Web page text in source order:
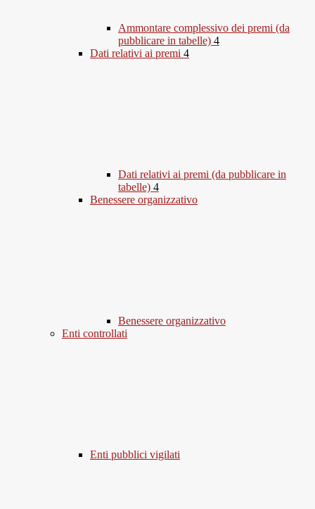
Ammontare complessivo dei premi (da
pubblicare in tabelle) 4
Dati relativi ai premi 4
Dati relativi ai premi (da pubblicare in
tabelle) 4
Benessere organizzativo
Benessere organizzativo
Enti controllati
Enti pubblici vigilati